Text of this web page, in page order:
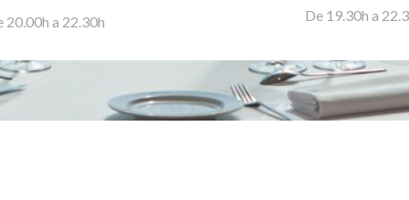
20.00h a 22.30h De 19.30h a